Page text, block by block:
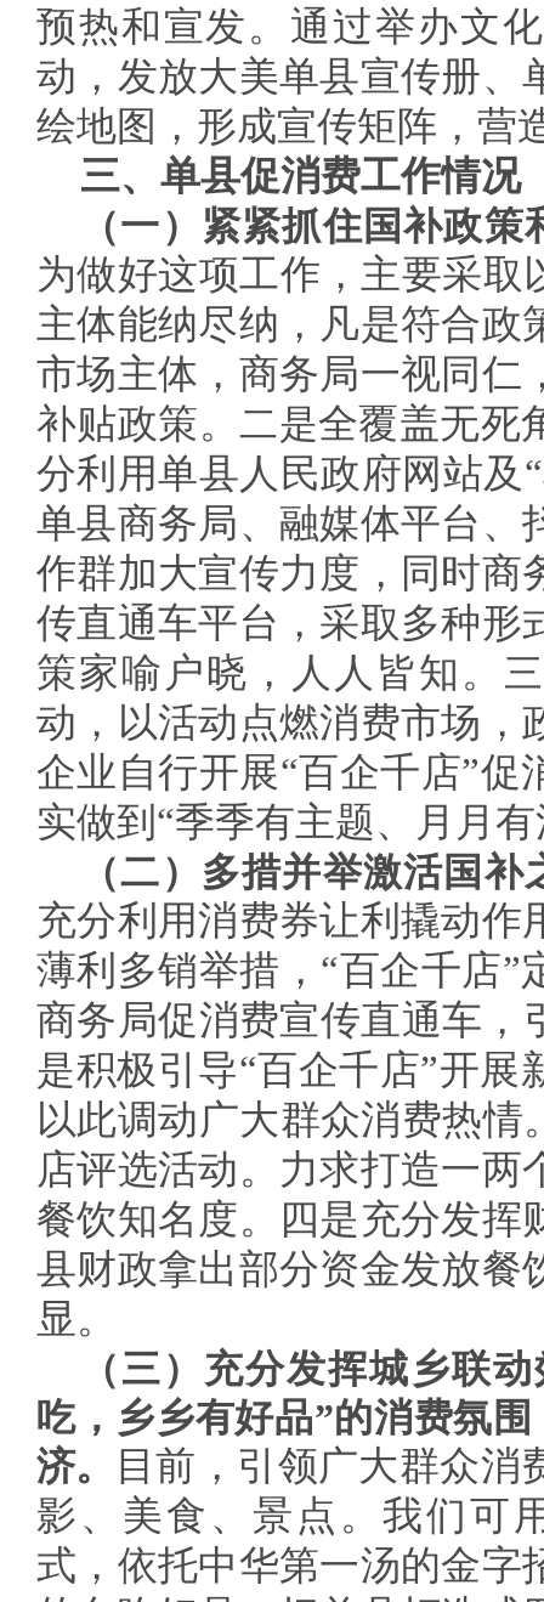
预热和宣发。通过举办文
动，发放大美单县宣传册、
绘地图，形成宣传矩阵，营
三、单县促消费工作情况
（一）紧紧抓住国补政
为做好这项工作，主要采取
主体能纳尽纳，凡是符合政
市场主体，商务局一视同仁
补贴政策。二是全覆盖无死
分利用单县人民政府网站及
单县商务局、融媒体平台、
作群加大宣传力度，同时商
传直通车平台，采取多种形
策家喻户晓，人人皆知。
动，以活动点燃消费市场，
企业自行开展“百企千店”
实做到“季季有主题、月月
（二）多措并举激活国
充分利用消费券让利撬动作
薄利多销举措，“百企千店
商务局促消费宣传直通车，
是积极引导“百企千店”开展
以此调动广大群众消费热情
店评选活动。力求打造一
餐饮知名度。四是充分发挥
县财政拿出部分资金发放餐
显。
（三）充分发挥城乡联
吃，乡乡有好品”的消费氛
济。
目前，引领广大群众消
影、美食、景点。我们可
式，依托中华第一汤的金字